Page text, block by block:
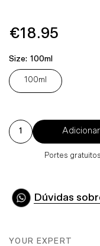
Preço
€18.95
Size: 100ml
100ml
Portes
Dúvidas
YOUR EXPERT